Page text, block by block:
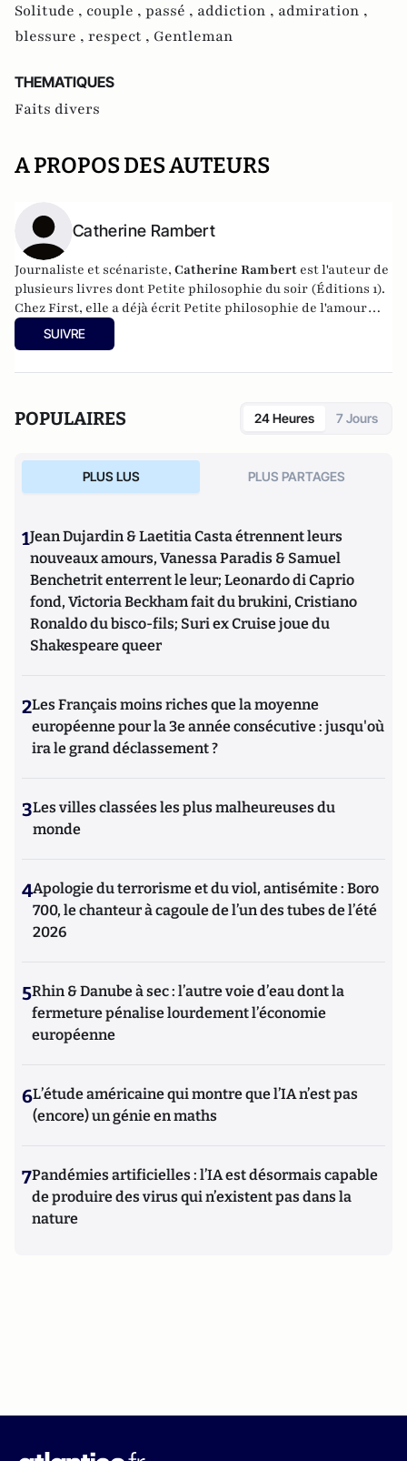
Solitude , couple , passé , addiction , admiration ,
blessure , respect , Gentleman
THEMATIQUES
Faits divers
A PROPOS DES AUTEURS
Catherine Rambert
Journaliste et scénariste, Catherine Rambert est l'auteur de
plusieurs livres dont Petite philosophie du soir (Éditions 1).
Chez First, elle a déjà écrit Petite philosophie de l'amour
(2012).SUIVRE
POPULAIRES 24 Heures 7 Jours
PLUS LUS PLUS PARTAGES
1Jean Dujardin & Laetitia Casta étrennent leurs
nouveaux amours, Vanessa Paradis & Samuel
Benchetrit enterrent le leur; Leonardo di Caprio
fond, Victoria Beckham fait du brukini, Cristiano
Ronaldo du bisco-fils; Suri ex Cruise joue du
Shakespeare queer
2Les Français moins riches que la moyenne
européenne pour la 3e année consécutive : jusqu'où
ira le grand déclassement ?
3Les villes classées les plus malheureuses du
monde
4Apologie du terrorisme et du viol, antisémite : Boro
700, le chanteur à cagoule de l’un des tubes de l’été
2026
5Rhin & Danube à sec : l’autre voie d’eau dont la
fermeture pénalise lourdement l’économie
européenne
6L’étude américaine qui montre que l’IA n’est pas
(encore) un génie en maths
7Pandémies artificielles : l’IA est désormais capable
de produire des virus qui n’existent pas dans la
nature